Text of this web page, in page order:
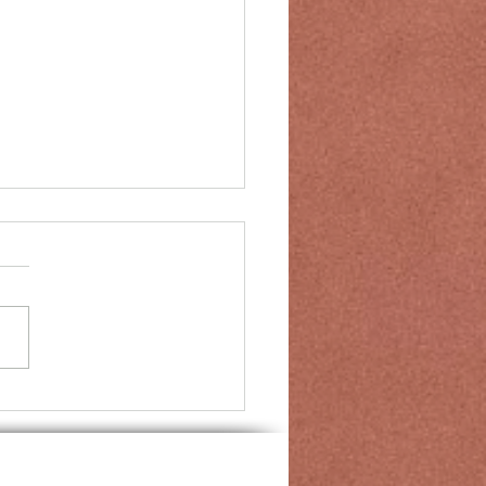
der 3x800m Langstaffel